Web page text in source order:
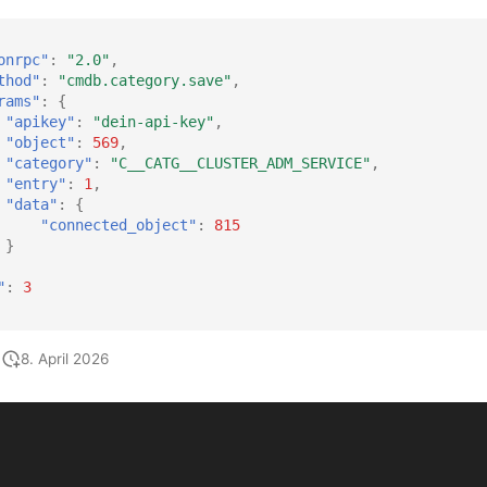
: "2.0" ,
: "cmdb.category.save" ,
:
{
"apikey" : "dein-api-key" ,
"object" : 569,
"category" : "C__CATG__CLUSTER_ADM_SERVICE" ,
"entry" : 1,
"data" :
{
"connected_object" :
815
}
:
3
8. April 2026